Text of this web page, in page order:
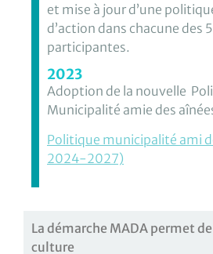
et mise à jour d’une
d’action dans chacune des
participantes.
2023
Adoption de la nouvelle
Municipalité amie des
Politique municipalité ami
2024-2027)
La démarche MADA permet
culture